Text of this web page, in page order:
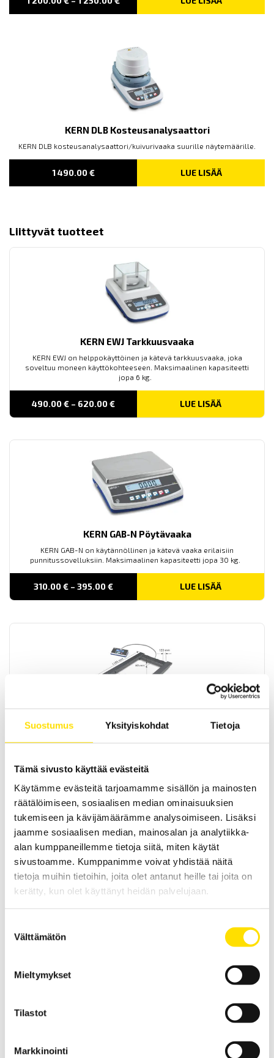
Suostumus Yksityiskohdat Tietoja
Tämä sivusto käyttää evästeitä
Käytämme evästeitä tarjoamamme sisällön ja mainosten
räätälöimiseen, sosiaalisen median ominaisuuksien
tukemiseen ja kävijämäärämme analysoimiseen. Lisäksi
jaamme sosiaalisen median, mainosalan ja analytiikka-
alan kumppaneillemme tietoja siitä, miten käytät
sivustoamme. Kumppanimme voivat yhdistää näitä
tietoja muihin tietoihin, joita olet antanut heille tai joita on
kerätty, kun olet käyttänyt heidän palvelujaan.
valinta
Välttämätön
Mieltymykset
Tilastot
Markkinointi
1 200.00 €
KERN DLB Kosteusanalysaattori
KERN DLB kosteusanalysaattori/kuivurivaaka suurille näytemäärille.
1 490.00€ LUE LISÄÄ
Liittyvät tuotteet
KERN EWJ Tarkkuusvaaka
KERN EWJ on helppokäyttöinen ja kätevä tarkkuusvaaka, joka
soveltuu moneen käyttökohteeseen. Maksimaalinen kapasiteetti
jopa 6 kg.
490.00€ – 620.00€PRICE
490.00 €
620.00 €
LUE LISÄÄ
KERN GAB-N Pöytävaaka
KERN GAB-N on käytännöllinen ja kätevä vaaka erilaisiin
punnitussovelluksiin. Maksimaalinen kapasiteetti jopa 30 kg.
310.00€ – 395.00€PRICE
310.00 €
395.00 €
LUE LISÄÄ
KERN UIB lavavaaka on vankka ja taloudellinen vaaka
kuormalavojen punnitsemiseen. Maksimaalinen kapasiteetti jopa
KERN SXS Alustavaaka
teollisuusympäristöihin. Maksimaalinen kapasiteetti on jopa 300
960.00€–